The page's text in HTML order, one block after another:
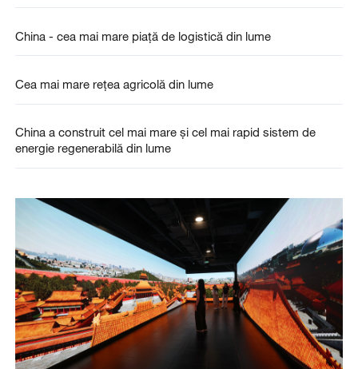
China - cea mai mare piață de logistică din lume
Cea mai mare rețea agricolă din lume
China a construit cel mai mare și cel mai rapid sistem de
energie regenerabilă din lume